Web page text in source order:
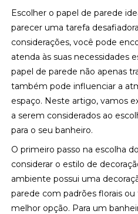
Escolher o papel de parede
parecer uma tarefa
considerações, você pode
atenda às suas necessidades
papel de parede não apenas
também pode influenciar a
espaço. Neste artigo, vamos
a serem considerados ao
para o seu banheiro.
O primeiro passo na escolha
considerar o estilo de
ambiente possui uma
parede com padrões florais
melhor opção. Para um